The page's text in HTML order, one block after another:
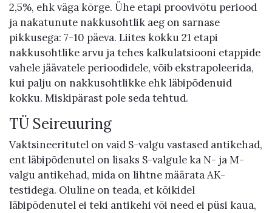
2,5%, ehk väga kõrge. Ühe etapi proovivõtu periood
ja nakatunute nakkusohtlik aeg on sarnase
pikkusega: 7-10 päeva. Liites kokku 21 etapi
nakkusohtlike arvu ja tehes kalkulatsiooni etappide
vahele jäävatele perioodidele, võib ekstrapoleerida,
kui palju on nakkusohtlikke ehk läbipõdenuid
kokku. Miskipärast pole seda tehtud.
TÜ Seireuuring
Vaktsineeritutel on vaid S-valgu vastased antikehad,
ent läbipõdenutel on lisaks S-valgule ka N- ja M-
valgu antikehad, mida on lihtne määrata AK-
testidega. Oluline on teada, et kõikidel
läbipõdenutel ei teki antikehi või need ei püsi kaua,